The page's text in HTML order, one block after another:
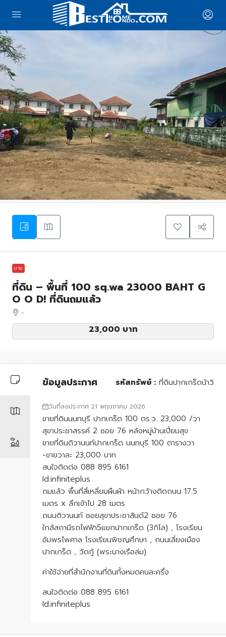
ขาย
ที่ดิน – พื้นที่ 100 sq.wa 23000 BAHT G
O O D! ที่ดินถมแล้ว
-
23,000 บาท
ข้อมูลประกาศ รหัสทรัพย์ : ที่ดินปากเกร็ดน้าวิ
วันที่ลงประกาศ 21 พฤษภาคม 2026
ขายที่ดินนนทบุรี ปากเกร็ด 100 ตร.ว. 23,000 /วา
สุขาประชาสรรค์ 2 ซอย 76 หลังหมู่บ้านเปี่ยมสุข
ขายที่ดินติวานนท์ปากเกร็ด นนทบุรี 100 ตารางวา
-ขายวาละ 23,000 บาท
สนใจติดต่อ 088 895 6161
Id.infiniteplus
ถมแล้ว พื้นที่สี่เหลี่ยมผืนผ้า หน้ากว้างติดถนน 17.5
เมตร x ลึกเข้าไป 28 เมตร
ถนนติวานนท์ ซอยสุขาประชาสันต์2 ซอย 76
ใกล้สถานีรถไฟฟ้า5แยกปากเกร็ด (3กิโล) , โรงเรียน
อัมพรไพศาล โรงเรียนพิชญศึกษา , ถนนเลี่ยงเมือง
ปากเกร็ด , วัดกู้ (พระนางเรือล่ม)
ค่าใช้จ่ายที่สำนักงานที่ดินทั้งหมดคนละครึ่ง
สนใจติดต่อ 088 895 6161
Id.infiniteplus